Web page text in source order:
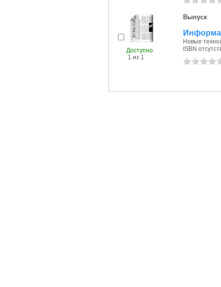
Доступно
1 из 1
Выпуск
Новые
ISBN